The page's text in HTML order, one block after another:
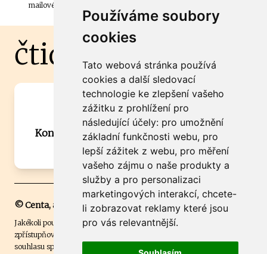
Používáme soubory
cookies
Tato webová stránka používá
cookies a další sledovací
technologie ke zlepšení vašeho
zážitku z prohlížení pro
následující účely: pro umožnění
základní funkčnosti webu, pro
lepší zážitek z webu, pro měření
vašeho zájmu o naše produkty a
služby a pro personalizaci
marketingových interakcí, chcete-
li zobrazovat reklamy které jsou
pro vás relevantnější.
mailové schránky.
čtidoma.cz
Máte zajímavou informaci? Chcete
spolupracovat?
Kontaktujte šéfredaktora Martina Chalupu:
chalupa@ctidoma.cz
© Centa, a.s.
Jakékoli použití obsahu včetně převzetí, šíření či dalšího užití a
zpřístupňování textových či obrazových materiálů bez písemného
souhlasu společnosti Centa,a.s. je zakázáno. Čtenář svým přihlášením